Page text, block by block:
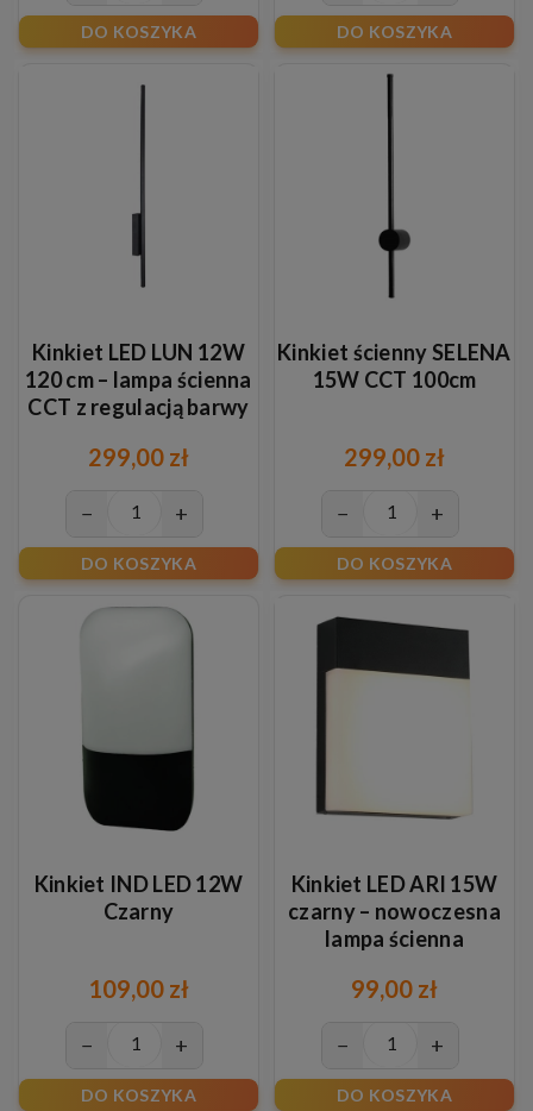
DO KOSZYKA DO KOSZYKA
Kinkiet LED LUN 12W
120 cm – lampa ścienna
CCT z regulacją barwy
299,00 zł
− +
DO KOSZYKA
Kinkiet ścienny SELENA
15W CCT 100cm
299,00 zł
− +
DO KOSZYKA
Kinkiet IND LED 12W
Czarny
109,00 zł
− +
DO KOSZYKA
Kinkiet LED ARI 15W
czarny – nowoczesna
lampa ścienna
99,00 zł
− +
DO KOSZYKA